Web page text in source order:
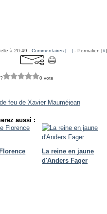
à 20:49 -Commentaires [ …] - Permalien [#]
0 vote
feu de Xavier Mauméjean
aussi :
La reine en jaune
d'Anders Fager